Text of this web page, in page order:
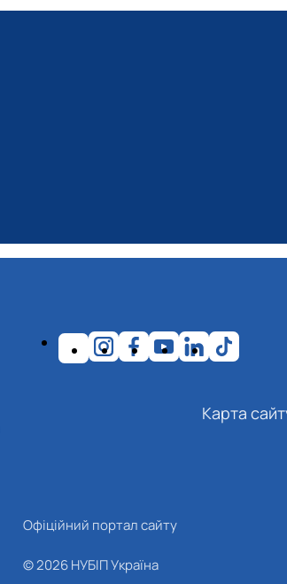
Карта
Офіційний портал сайту
© 2026 НУБІП Україна